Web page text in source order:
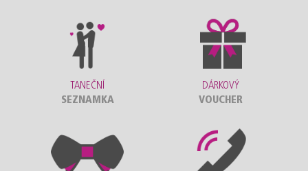
TANEČNÍ
SEZNAMKA
DÁRKOVÝ
VOUCHER